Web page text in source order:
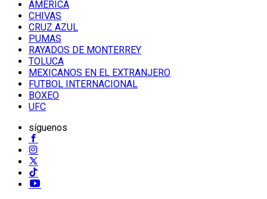
AMERICA
CHIVAS
CRUZ AZUL
PUMAS
RAYADOS DE MONTERREY
TOLUCA
MEXICANOS EN EL EXTRANJERO
FUTBOL INTERNACIONAL
BOXEO
UFC
síguenos